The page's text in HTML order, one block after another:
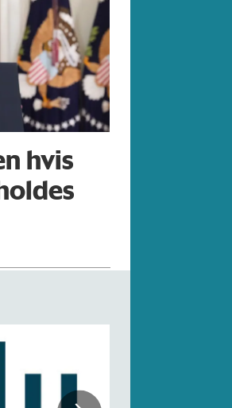
hvis